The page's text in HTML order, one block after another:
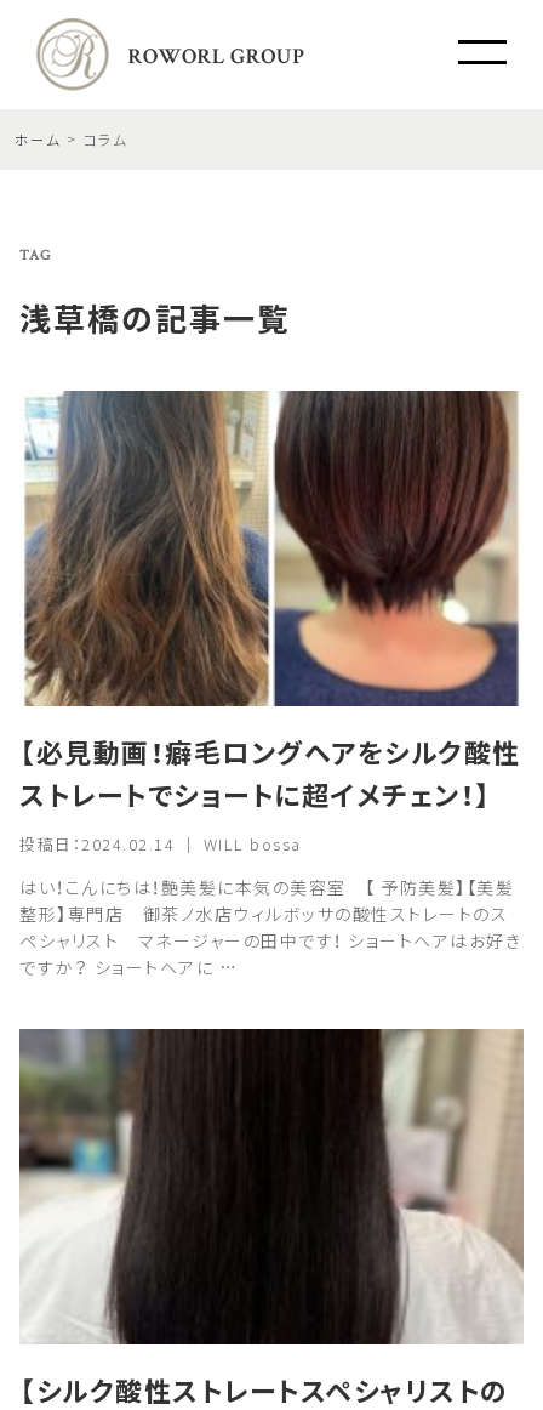
ホーム コラム
TAG
浅草橋の記事一覧
【必見動画！癖毛ロングヘアをシルク酸性
ストレートでショートに超イメチェン！】
投稿日：2024.02.14 ｜ WILL bossa
はい！こんにちは！艶美髪に本気の美容室 【 予防美髪】【美髪
整形】専門店 御茶ノ水店ウィルボッサの酸性ストレートのス
ペシャリスト マネージャーの田中です！ ショートヘアはお好き
ですか？ ショートヘアに …
【シルク酸性ストレートスペシャリストの